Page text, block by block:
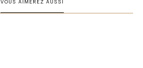
VOUS AIMEREZ AUSSI